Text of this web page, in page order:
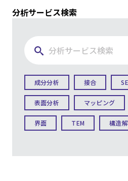
分析サービス検索
成分分析 接合
表面分析 マッピング
界面 TEM 構造